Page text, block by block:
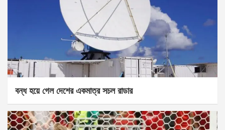
বন্ধ হয়ে গেল দেশের একমাত্র সচল রাডার